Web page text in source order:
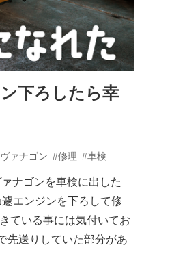
下ろしたら幸
ァナゴン #修理 #車検
ナゴンを車検に出した
エンジンを下ろして修
ている事には気付いてお
先送りしていた部分があ